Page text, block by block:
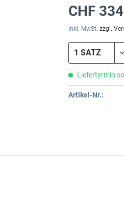
CHF
inkl. MwSt. zzgl.
Liefertermin
Artikel-Nr.: